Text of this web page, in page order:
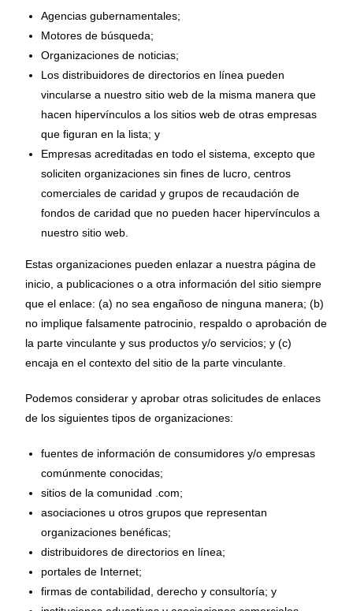
Agencias gubernamentales;
Motores de búsqueda;
Organizaciones de noticias;
Los distribuidores de directorios en línea pueden
vincularse a nuestro sitio web de la misma manera que
hacen hipervínculos a los sitios web de otras empresas
que figuran en la lista; y
Empresas acreditadas en todo el sistema, excepto que
soliciten organizaciones sin fines de lucro, centros
comerciales de caridad y grupos de recaudación de
fondos de caridad que no pueden hacer hipervínculos a
nuestro sitio web.
Estas organizaciones pueden enlazar a nuestra página de
inicio, a publicaciones o a otra información del sitio siempre
que el enlace: (a) no sea engañoso de ninguna manera; (b)
no implique falsamente patrocinio, respaldo o aprobación de
la parte vinculante y sus productos y/o servicios; y (c)
encaja en el contexto del sitio de la parte vinculante.
Podemos considerar y aprobar otras solicitudes de enlaces
de los siguientes tipos de organizaciones:
fuentes de información de consumidores y/o empresas
comúnmente conocidas;
sitios de la comunidad .com;
asociaciones u otros grupos que representan
organizaciones benéficas;
distribuidores de directorios en línea;
portales de Internet;
firmas de contabilidad, derecho y consultoría; y